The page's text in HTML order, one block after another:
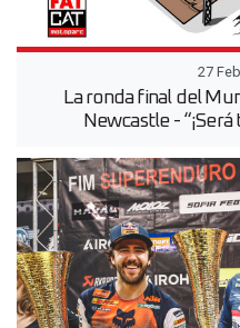
27
La ronda final del
Newcastle -